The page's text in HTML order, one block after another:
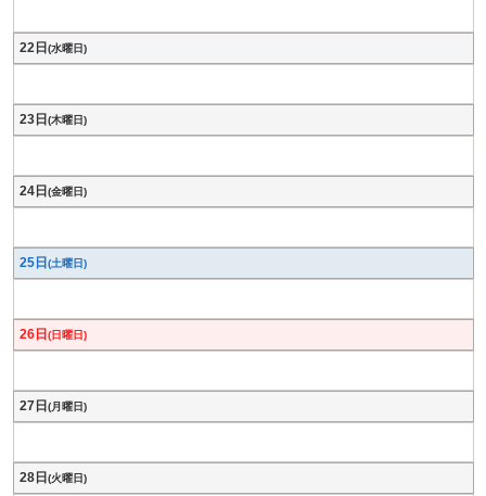
22日 (水曜日)
23日 (木曜日)
24日 (金曜日)
25日 (土曜日)
26日 (日曜日)
27日 (月曜日)
28日 (火曜日)